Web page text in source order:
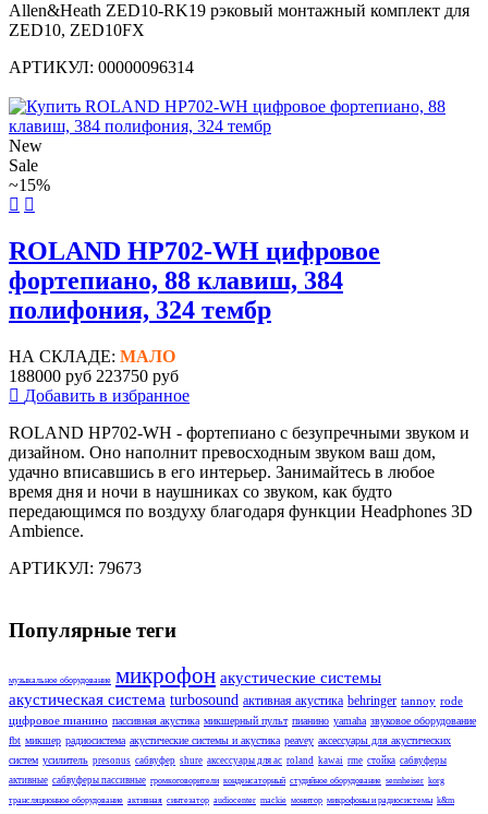
Allen&Heath ZED10-RK19 рэковый монтажный комплект для
ZED10, ZED10FX
АРТИКУЛ: 00000096314
New
Sale
~15%
ROLAND HP702-WH цифровое
фортепиано, 88 клавиш, 384
полифония, 324 тембр
НА СКЛАДЕ: МАЛО
188000 руб 223750 руб
Добавить в избранное
ROLAND HP702-WH - фортепиано с безупречными звуком и
дизайном. Оно наполнит превосходным звуком ваш дом,
удачно вписавшись в его интерьер. Занимайтесь в любое
время дня и ночи в наушниках со звуком, как будто
передающимся по воздуху благодаря функции Headphones 3D
Ambience.
АРТИКУЛ: 79673
Популярные теги
музыкальное оборудование микрофон акустические системы
акустическая система turbosound активная акустика behringer tannoy rode
цифровое пианино пассивная акустика микшерный пульт пианино yamaha звуковое оборудование
fbt микшер радиосистема акустические системы и акустика peavey аксессуары для акустических
систем усилитель presonus сабвуфер shure аксессуары для ас roland kawai rme стойка сабвуферы
активные сабвуферы пассивные громкоговорители конденсаторный студийное оборудование sennheiser korg
трансляционное оборудование активная синтезатор audiocenter mackie монитор микрофоны и радиосистемы k&m